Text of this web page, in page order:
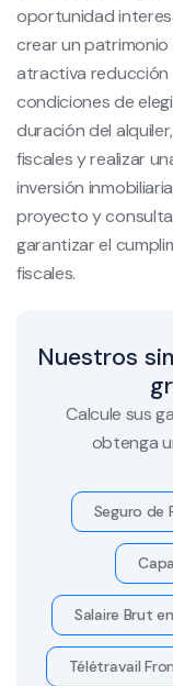
oportunidad
crear un patrimonio
atractiva reducción
condiciones de
duración del
fiscales y realizar
inversión
proyecto y
garantizar el
fiscales.
Nuestros
Calcule sus
obtenga
Seguro de
Salaire Brut
Télétravail